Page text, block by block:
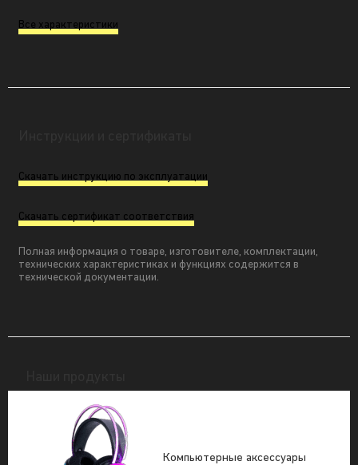
Все характеристики
Скачать инструкцию по эксплуатации
Скачать сертификат соответствия
Полная информация о товаре, изготовителе, комплектации,
технических характеристиках и функциях содержится в
технической документации.
Компьютерные аксессуары